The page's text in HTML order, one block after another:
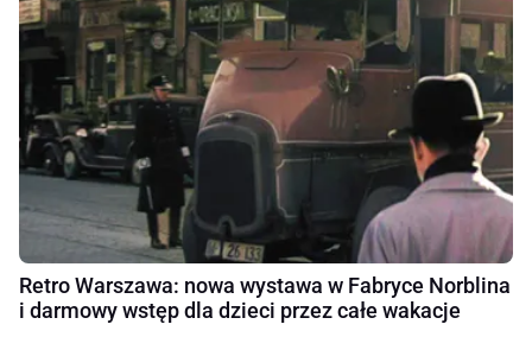
Retro Warszawa: nowa wystawa w Fabryce Norblina
i darmowy wstęp dla dzieci przez całe wakacje